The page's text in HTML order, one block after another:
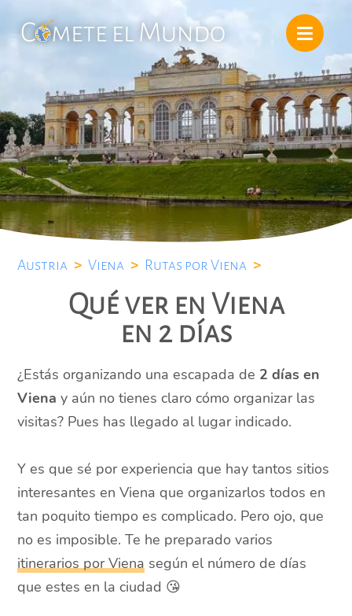
Austria > Viena > Rutas por Viena >
Qué ver en Viena
en 2 días
¿Estás organizando una escapada de 2 días en
Viena y aún no tienes claro cómo organizar las
visitas? Pues has llegado al lugar indicado.
Y es que sé por experiencia que hay tantos sitios
interesantes en Viena que organizarlos todos en
tan poquito tiempo es complicado. Pero ojo, que
no es imposible. Te he preparado varios
itinerarios por Viena según el número de días
que estes en la ciudad 😘